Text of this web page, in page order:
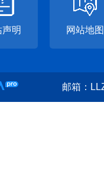
声明 网站地图
邮箱：